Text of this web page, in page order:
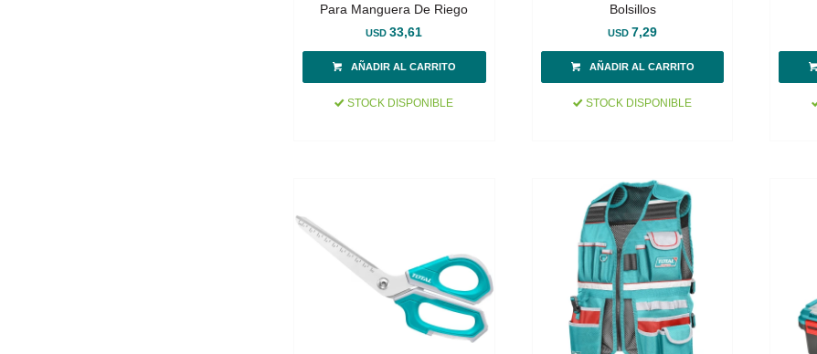
Para Manguera De Riego
USD 33,61
STOCK DISPONIBLE
Bolsillos
USD 7,29
STOCK DISPONIBLE